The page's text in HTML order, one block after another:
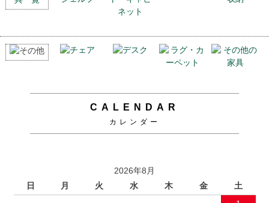
CALENDAR
カレンダー
2026年8月
日
月 火 水 木 金
土